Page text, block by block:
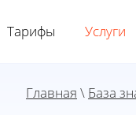
Тарифы Услуги
Главная \ База